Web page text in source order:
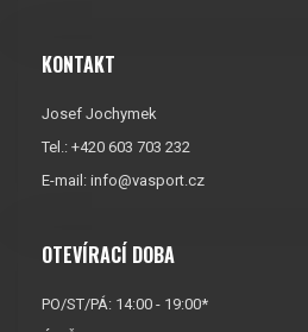
KONTAKT
Josef Jochymek
Tel.: +420 603 703 232
E-mail: info@vasport.cz
OTEVÍRACÍ DOBA
PO/ST/PÁ: 14:00 - 19:00*